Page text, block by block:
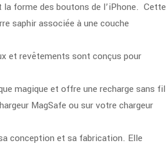
la forme des boutons de l’iPhone. Cette
saphir associée à une couche
et revêtements sont conçus pour
magique et offre une recharge sans fil
MagSafe ou sur votre chargeur
conception et sa fabrication. Elle